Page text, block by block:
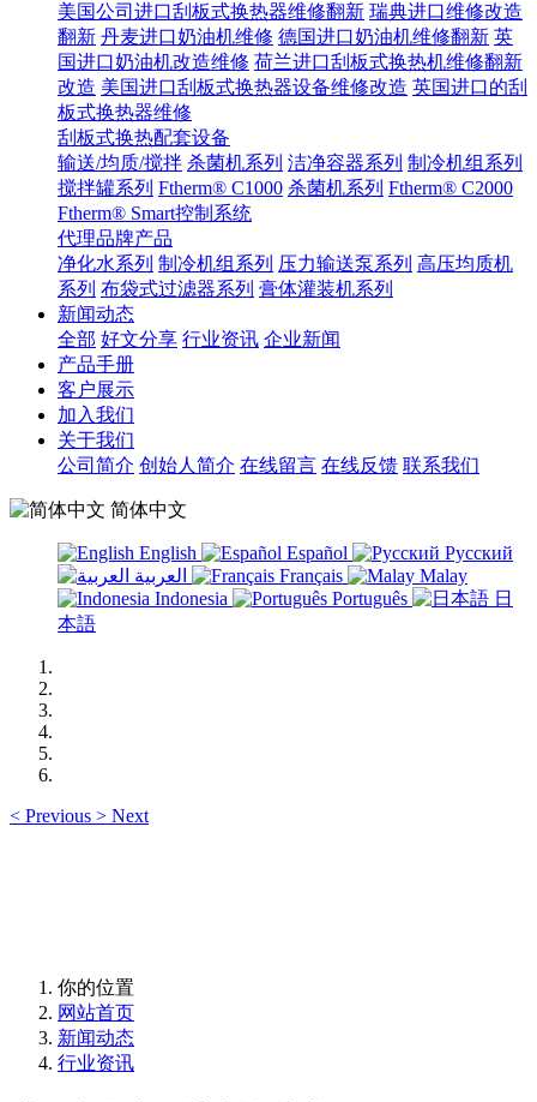
美国公司进口刮板式换热器维修翻新 瑞典进口维修改造
翻新 丹麦进口奶油机维修 德国进口奶油机维修翻新 英
国进口奶油机改造维修 荷兰进口刮板式换热机维修翻新
改造 美国进口刮板式换热器设备维修改造 英国进口的刮
板式换热器维修
刮板式换热配套设备
输送/均质/搅拌 杀菌机系列 洁净容器系列 制冷机组系列
搅拌罐系列 Ftherm® C1000 杀菌机系列 Ftherm® C2000
Ftherm® Smart控制系统
代理品牌产品
净化水系列 制冷机组系列 压力输送泵系列 高压均质机
系列 布袋式过滤器系列 膏体灌装机系列
新闻动态
全部 好文分享 行业资讯 企业新闻
产品手册
客户展示
加入我们
关于我们
公司简介 创始人简介 在线留言 在线反馈 联系我们
简体中文
English Español
Русский
Français
Malay
Indonesia
Português
日
本語
< Previous > Next
你的位置
网站首页
新闻动态
行业资讯